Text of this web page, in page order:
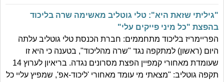
"גיליתי שזאת היא": טלי גוטליב מאשימה שרה בליכוד
בהפצת "כל מיני פייקים עלי"
הפריימריז בליכוד מתחממים: חברת הכנסת טלי גוטליב עלתה
היום (ראשון) למתקפה נגד "שרה מהליכוד", בטענה כי היא זו
שעומדת מאחורי קמפיין הפצת מסרונים נגדה. בריאיון לערוץ 14
תקפה גוטליב: "מצאתי מי עומד מאחורי 'ליכוד-אפ', שמפיץ עליי כל